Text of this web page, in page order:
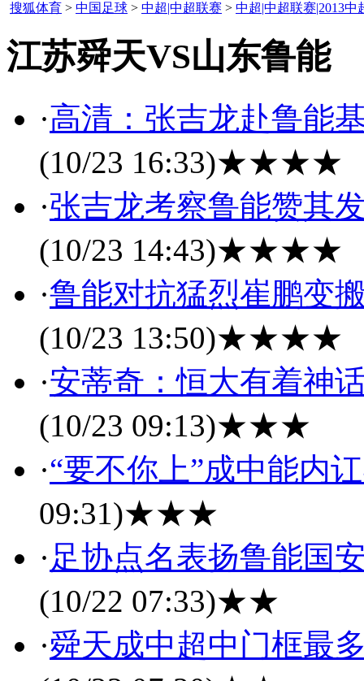
搜狐体育 > 中国足球 > 中超|中超联赛 > 中超|中超联赛|2013中
江苏舜天VS山东鲁能
·高清：张吉龙赴鲁能
(10/23 16:33)★★★★
·张吉龙考察鲁能赞其
(10/23 14:43)★★★★
·鲁能对抗猛烈崔鹏变
(10/23 13:50)★★★★
·安蒂奇：恒大有着神
(10/23 09:13)★★★
·“要不你上”成中能内
09:31)★★★
·足协点名表扬鲁能国
(10/22 07:33)★★
·舜天成中超中门框最